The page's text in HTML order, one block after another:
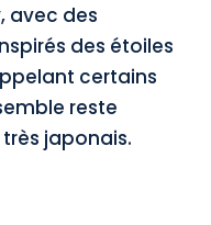
avec des
des étoiles
certains
reste
japonais.